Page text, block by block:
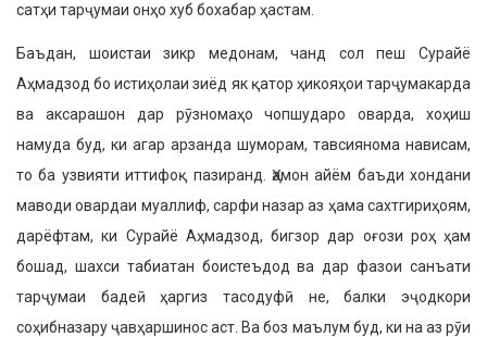
сатҳи тарҷумаи онҳо хуб бохабар ҳастам.
Баъдан, шоистаи зикр медонам, чанд сол пеш Сурайё
Аҳмадзод бо истиҳолаи зиёд як қатор ҳикояҳои тарҷумакарда
ва аксарашон дар рӯзномаҳо чопшуда­ро оварда, хоҳиш
намуда буд, ки агар арзанда шуморам, тавсиянома нависам,
то ба узвияти иттифоқ пазиранд. Ҳамон айём баъди хондани
маводи овардаи муаллиф, сарфи назар аз ҳама сахтги­риҳоям,
дарёфтам, ки Сурайё Аҳмадзод, бигзор дар оғози роҳ ҳам
бошад, шахси табиатан боистеъдод ва дар фазои санъ­ати
тарҷумаи бадеӣ ҳаргиз тасодуфӣ не, балки эҷодкори
соҳибназару ҷавҳарши­нос аст. Ва боз маълум буд, ки на аз рӯи